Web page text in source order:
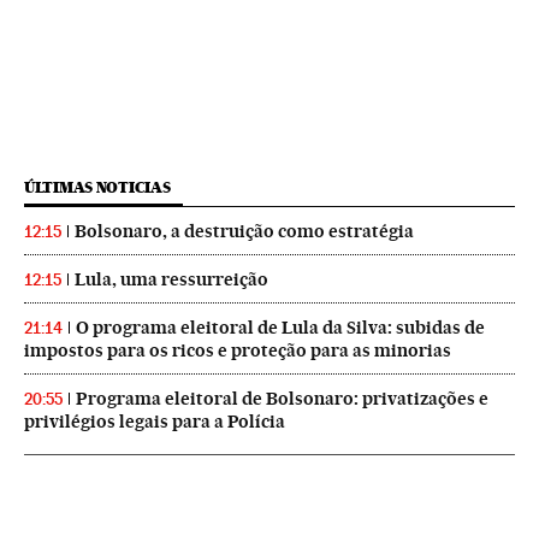
ÚLTIMAS NOTICIAS
12:15 Bolsonaro, a destruição como estratégia
12:15 Lula, uma ressurreição
21:14
O programa eleitoral de Lula da Silva: subidas de
impostos para os ricos e proteção para as minorias
20:55
Programa eleitoral de Bolsonaro: privatizações e
privilégios legais para a Polícia